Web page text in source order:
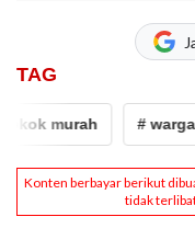
TAG
murah # warga